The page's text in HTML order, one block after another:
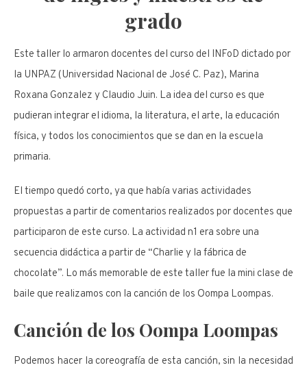
grado
Este taller lo armaron docentes del curso del INFoD dictado por
la UNPAZ (Universidad Nacional de José C. Paz), Marina
Roxana Gonzalez y Claudio Juin. La idea del curso es que
pudieran integrar el idioma, la literatura, el arte, la educación
física, y todos los conocimientos que se dan en la escuela
primaria.
El tiempo quedó corto, ya que había varias actividades
propuestas a partir de comentarios realizados por docentes que
participaron de este curso. La actividad n1 era sobre una
secuencia didáctica a partir de “Charlie y la fábrica de
chocolate”. Lo más memorable de este taller fue la mini clase de
baile que realizamos con la canción de los Oompa Loompas.
Canción de los Oompa Loompas
Podemos hacer la coreografía de esta canción, sin la necesidad